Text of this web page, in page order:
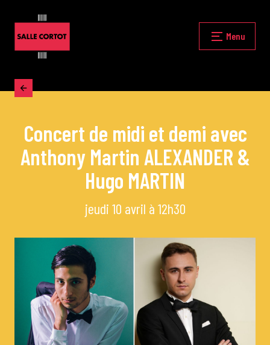
Fermer
Accueil
La programmation
Les grands concerts
Les Masterclasses
Les Rencontres Musicales
de Cortot
Concerts de midi et demi
Menu
Concert de midi et demi avec
Anthony Martin ALEXANDER &
Hugo MARTIN
jeudi 10 avril à 12h30